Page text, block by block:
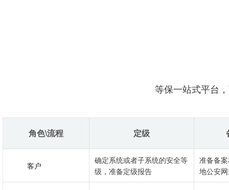
等保一站式平台
角色\流程 定级
客户
确定系统或者子系统的安全等
级，准备定级报告
准备备
地公安